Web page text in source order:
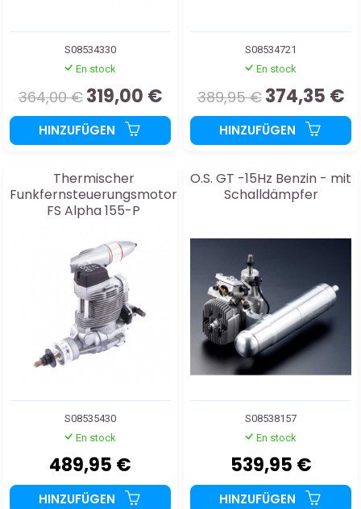
S08534330
En stock
364,00 € 319,00 €
HINZUFÜGEN
S08534721
En stock
389,95 € 374,35 €
HINZUFÜGEN
Thermischer
Funkfernsteuerungsmotor
FS Alpha 155-P
S08535430
En stock
489,95 €
HINZUFÜGEN
O.S. GT -15Hz Benzin - mit
Schalldämpfer
S08538157
En stock
539,95 €
HINZUFÜGEN